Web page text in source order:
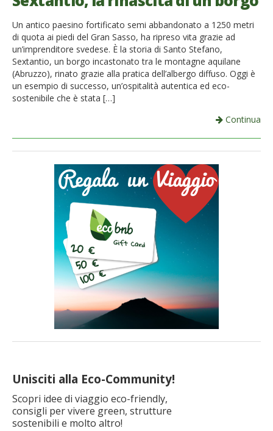
Italiano
Un antico paesino fortificato semi abbandonato a 1250 metri
di quota ai piedi del Gran Sasso, ha ripreso vita grazie ad
un’imprenditore svedese. È la storia di Santo Stefano,
Sextantio, un borgo incastonato tra le montagne aquilane
(Abruzzo), rinato grazie alla pratica dell’albergo diffuso. Oggi è
un esempio di successo, un’ospitalità autentica ed eco-
sostenibile che è stata […]
Continua
Unisciti alla Eco-Community!
Scopri idee di viaggio eco-friendly,
consigli per vivere green, strutture
sostenibili e molto altro!